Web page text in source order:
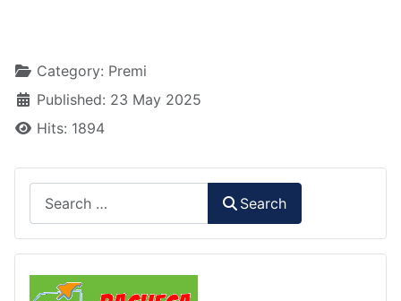
DetailsCategory: Premi
Published: 23 May 2025
Hits: 1894
Search